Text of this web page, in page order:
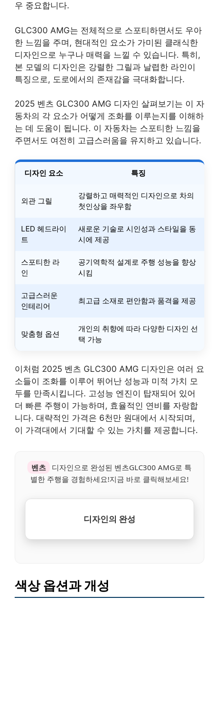
우 중요합니다.
GLC300 AMG는 전체적으로 스포티하면서도 우아
한 느낌을 주며, 현대적인 요소가 가미된 클래식한
디자인으로 누구나 매력을 느낄 수 있습니다. 특히,
본 모델의 디자인은 강렬한 그릴과 날렵한 라인이
특징으로, 도로에서의 존재감을 극대화합니다.
2025 벤츠 GLC300 AMG 디자인 살펴보기는 이 자
동차의 각 요소가 어떻게 조화를 이루는지를 이해하
는 데 도움이 됩니다. 이 자동차는 스포티한 느낌을
주면서도 여전히 고급스러움을 유지하고 있습니다.
디자인 요소 특징
외관 그릴
강렬하고 매력적인 디자인으로 차의
첫인상을 좌우함
LED 헤드라이
트
새로운 기술로 시인성과 스타일을 동
시에 제공
스포티한 라
인
공기역학적 설계로 주행 성능을 향상
시킴
고급스러운
인테리어
최고급 소재로 편안함과 품격을 제공
맞춤형 옵션
개인의 취향에 따라 다양한 디자인 선
택 가능
이처럼 2025 벤츠 GLC300 AMG 디자인은 여러 요
소들이 조화를 이루어 뛰어난 성능과 미적 가치 모
두를 만족시킵니다. 고성능 엔진이 탑재되어 있어
더 빠른 주행이 가능하며, 효율적인 연비를 자랑합
니다. 대략적인 가격은 6천만 원대에서 시작되며,
이 가격대에서 기대할 수 있는 가치를 제공합니다.
벤츠
디자인으로 완성된 벤츠GLC300 AMG로 특
별한 주행을 경험하세요!지금 바로 클릭해보세요!
디자인의 완성
색상 옵션과 개성